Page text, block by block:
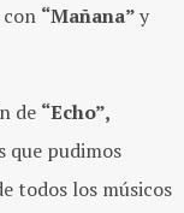
“Mañana”y
de “Echo”,
que pudimos
todos los músicos